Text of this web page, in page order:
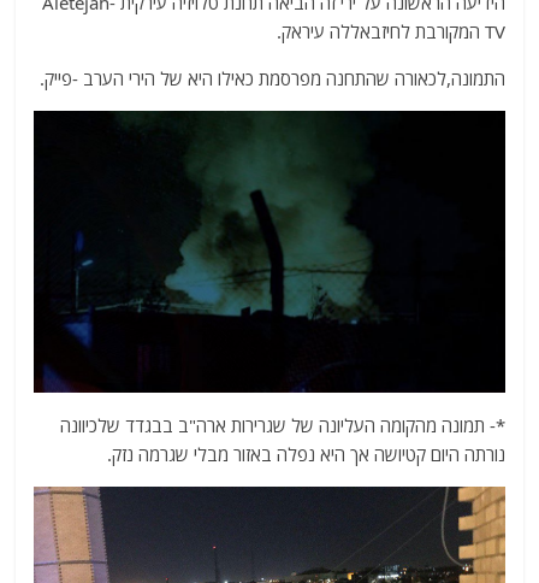
A
p
p
ra
m
b
o
k
TV המקורבת לחיזבאללה עיראק.
התמונה,לכאורה שהתחנה מפרסמת כאילו היא של הירי הערב -פייק.
*- תמונה מהקומה העליונה של שגרירות ארה"ב בבגדד שלכיוונה
נורתה היום קטיושה אך היא נפלה באזור מבלי שגרמה נזק.